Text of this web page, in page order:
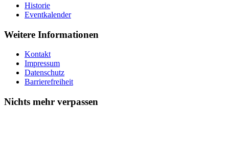
Historie
Eventkalender
Weitere Informationen
Kontakt
Impressum
Datenschutz
Barrierefreiheit
Nichts mehr verpassen